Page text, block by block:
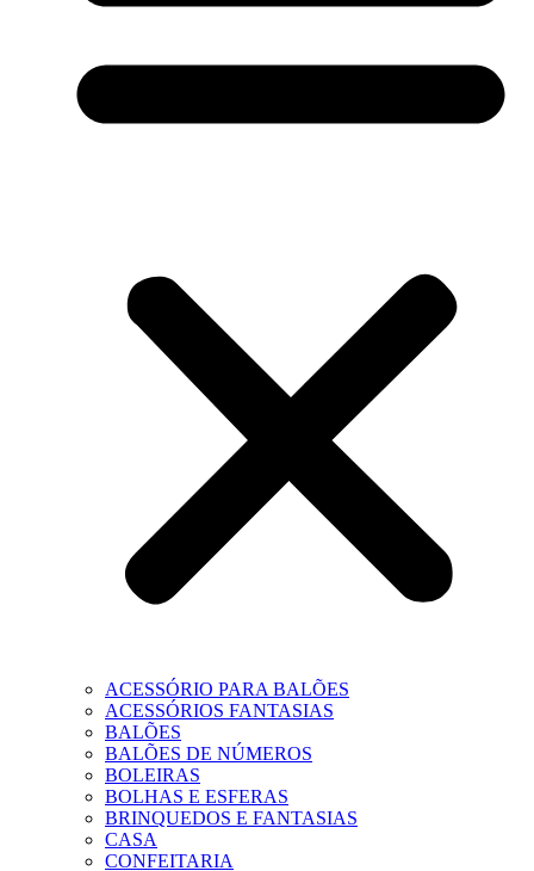
ACESSÓRIO PARA BALÕES
ACESSÓRIOS FANTASIAS
BALÕES
BALÕES DE NÚMEROS
BOLEIRAS
BOLHAS E ESFERAS
BRINQUEDOS E FANTASIAS
CASA
CONFEITARIA